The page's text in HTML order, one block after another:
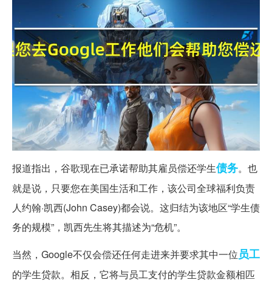
报道指出，谷歌现在已承诺帮助其雇员偿还学生债务。也
就是说，只要您在美国生活和工作，该公司全球福利负责
人约翰·凯西​​(John Casey)都会说。这归结为该地区“学生债
务的规模”，凯西先生将其描述为“危机”。
当然，Google不仅会偿还任何走进来并要求其中一位员工
的学生贷款。相反，它将与员工支付的学生贷款金额相匹